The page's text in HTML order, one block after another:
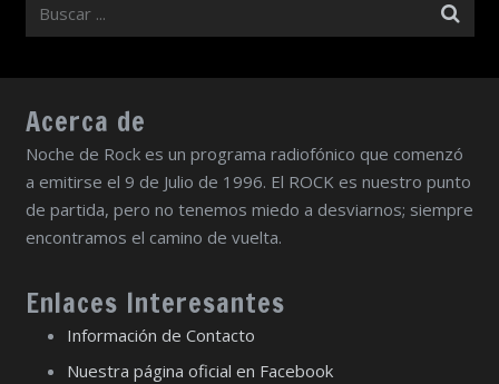
Acerca de
Noche de Rock es un programa radiofónico que comenzó
a emitirse el 9 de Julio de 1996. El ROCK es nuestro punto
de partida, pero no tenemos miedo a desviarnos; siempre
encontramos el camino de vuelta.
Enlaces Interesantes
Información de Contacto
Nuestra página oficial en Facebook